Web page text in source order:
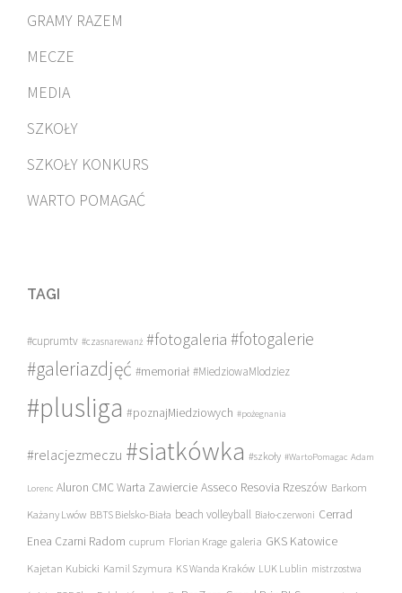
GRAMY RAZEM
MECZE
MEDIA
SZKOŁY
SZKOŁY KONKURS
WARTO POMAGAĆ
TAGI
#cuprumtv #czasnarewanż #fotogaleria #fotogalerie
#galeriazdjęć #memoriał #MiedziowaMlodziez
#plusliga #poznajMiedziowych #pożegnania
#relacjezmeczu #siatkówka #szkoły #WartoPomagac Adam
Lorenc Aluron CMC Warta Zawiercie Asseco Resovia Rzeszów Barkom
Każany Lwów BBTS Bielsko-Biała beach volleyball Biało-czerwoni Cerrad
Enea Czarni Radom cuprum Florian Krage galeria GKS Katowice
Kajetan Kubicki Kamil Szymura KS Wanda Kraków LUK Lublin mistrzostwa